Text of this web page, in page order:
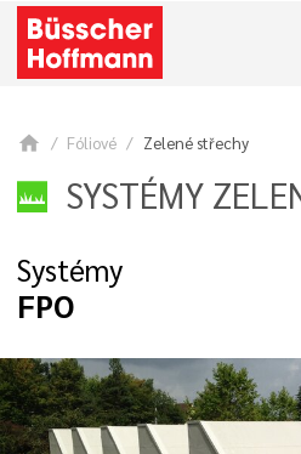
home Fóliové Zelené střechy
SYSTÉMY
Systémy
FPO